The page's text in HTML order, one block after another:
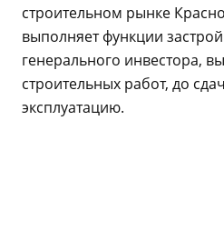
строительном рынке
выполняет функции
генерального инвестора,
строительных работ, до
эксплуатацию.